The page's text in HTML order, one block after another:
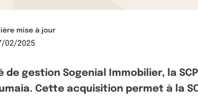
mise à jour
02/2025
de gestion Sogenial Immobilier, la
Cette acquisition permet à la